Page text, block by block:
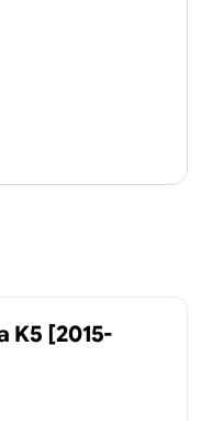
K5 [2015-